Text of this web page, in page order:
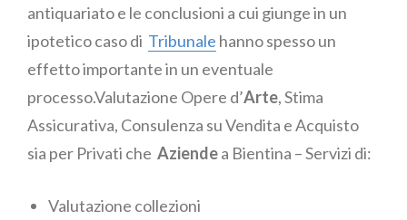
antiquariato e le conclusioni a cui giunge in un
ipotetico caso di Tribunale hanno spesso un
effetto importante in un eventuale
processo.Valutazione Opere d’Arte, Stima
Assicurativa, Consulenza su Vendita e Acquisto
sia per Privati che Aziendea Bientina – Servizi di:
Valutazione collezioni